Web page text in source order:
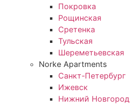
Покровка
Рощинская
Сретенка
Тульская
Шереметьевская
Norke Apartments
Санкт-Петербург
Ижевск
Нижний Новгород